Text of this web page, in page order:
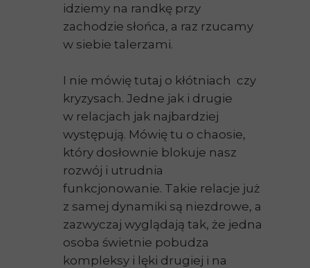
idziemy na randkę przy
zachodzie słońca, a raz rzucamy
w siebie talerzami.
I nie mówię tutaj o kłótniach czy
kryzysach. Jedne jak i drugie
w relacjach jak najbardziej
występują. Mówię tu o chaosie,
który dosłownie blokuje nasz
rozwój i utrudnia
funkcjonowanie. Takie relacje już
z samej dynamiki są niezdrowe, a
zazwyczaj wyglądają tak, że jedna
osoba świetnie pobudza
kompleksy i lęki drugiej i na